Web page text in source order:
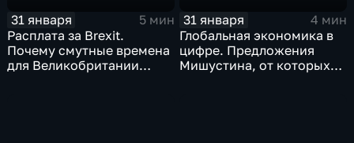
31 января
5 мин
Расплата за Brexit.
Почему смутные времена
для Великобритании
31 января
4 мин
Глобальная экономика в
цифре. Предложения
Мишустина, от которых